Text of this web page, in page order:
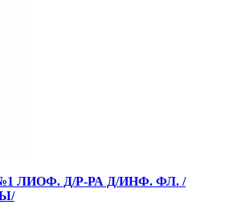
ЛИОФ. Д/Р-РА Д/ИНФ. ФЛ. /